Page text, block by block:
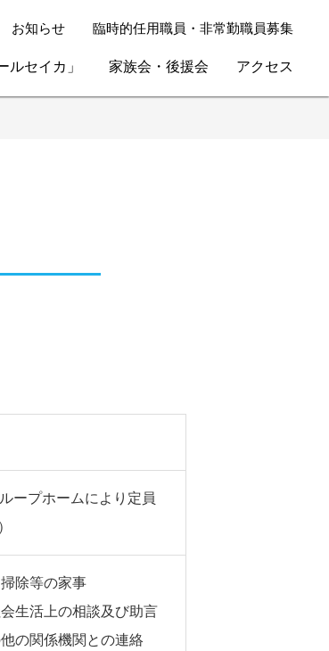
お知らせ 臨時的任用職員・非常勤職員募集
ルセイカ」 家族会・後援会 アクセス
ープホームにより定員
除等の家事
生活上の相談及び助言
の関係機関との連絡